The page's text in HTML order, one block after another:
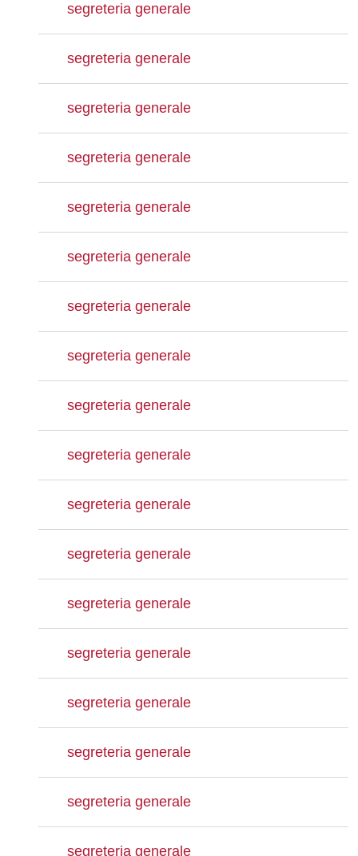
segreteria generale
segreteria generale
segreteria generale
segreteria generale
segreteria generale
segreteria generale
segreteria generale
segreteria generale
segreteria generale
segreteria generale
segreteria generale
segreteria generale
segreteria generale
segreteria generale
segreteria generale
segreteria generale
segreteria generale
segreteria generale